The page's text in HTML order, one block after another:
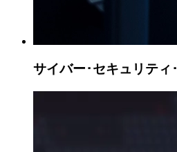
サイバー･セキュリティ･